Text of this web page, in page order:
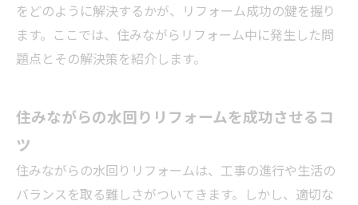
をどのように解決するかが、リフォーム成功の鍵を握り
ます。ここでは、住みながらリフォーム中に発生した問
題点とその解決策を紹介します。
住みながらの水回りリフォームを成功させるコ
ツ
住みながらの水回りリフォームは、工事の進行や生活の
バランスを取る難しさがついてきます。しかし、適切な